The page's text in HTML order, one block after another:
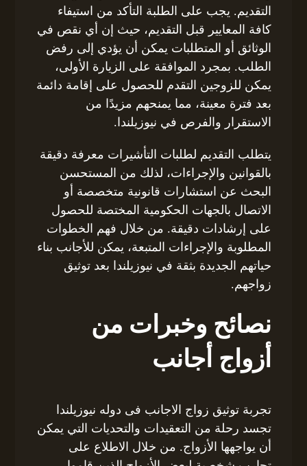
التقديم. يجب على الطلبة التأكد من استيفاء
كافة المعايير قبل التقديم، حيث إن أي نقص في
الوثائق أو المتطلبات يمكن أن يؤدي إلى رفض
الطلب. بمجرد الموافقة على الزيارة الأولى،
يمكن للزوجين التقدم للحصول على إقامة دائمة
بعد فترة معينة، مما يمنحهم مزيدًا من
الاستقرار والفرص في نيوزيلندا.
يتطلب التقديم لطلبات التأشيرات معرفة دقيقة
بالقوانين والإجراءات، لذلك من المستحسن
البحث عن استشارات قانونية متخصصة أو
الاتصال بالجهات الحكومية المختصة للحصول
على إرشادات دقيقة. من خلال فهم الخطوات
المطلوبة والإجراءات المتبعة، يمكن للأجانب بناء
حياتهم الجديدة بثقة في نيوزيلندا بعد توثيق
زواجهم.
نصائح وخبرات من
أزواج أجانب
تجربة توثيق زواج الاجانب فى دوله نيوزيلندا
تجسد رحلة من التعقيدات والتحديات التي يمكن
أن يواجهها الأزواج. من خلال الاطلاع على